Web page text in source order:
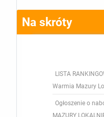
Na skróty
LISTA
Warmia Mazury
Ogłoszenie o
MAZURY